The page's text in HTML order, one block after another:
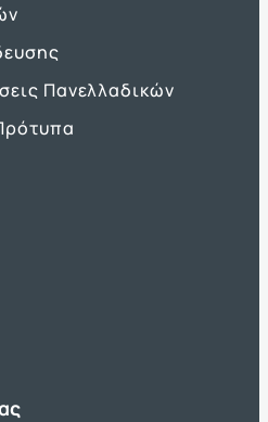
Πανελλαδικών